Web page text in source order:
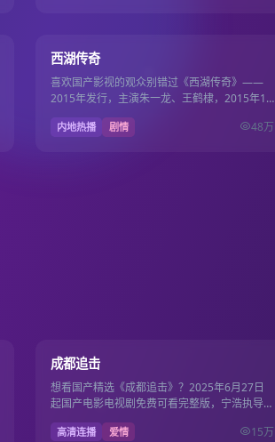
8.4
西湖传奇
喜欢国产影视的观众别错过《西湖传奇》——
2015年发行，主演朱一龙、王鹤棣，2015年10
月25日更新，国产影视免费维护国产电影电视
剧免费片库日…
内地热播 剧情 48万
8.2
成都追击
想看国产精选《成都追击》？2025年6月27日
起国产电影电视剧免费可看完整版，宁浩执导，
刘涛、杨幂领衔，国产影视免费同步超清片源。
高清连播 爱情 15万